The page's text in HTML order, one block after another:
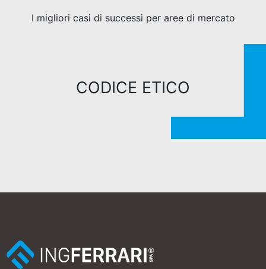
I migliori casi di successi per aree di mercato
CODICE ETICO